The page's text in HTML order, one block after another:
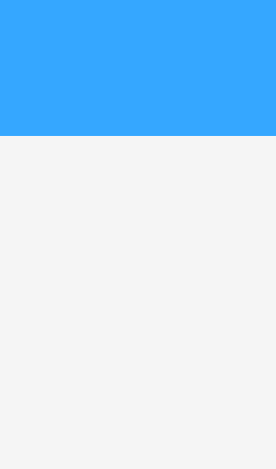
Nylon 50μ
de 10″ – Reutilizable,